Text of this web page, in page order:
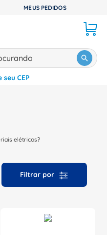
MEUS PEDIDOS
CEP
elétricos?